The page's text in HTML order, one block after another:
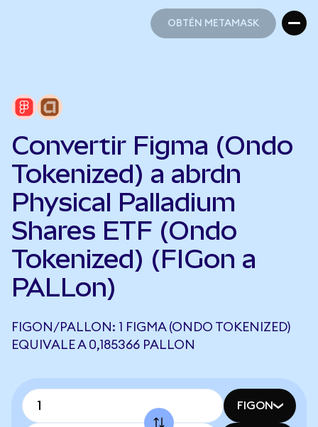
OBTÉN METAMASK
Convertir Figma (Ondo
Tokenized) a abrdn
Physical Palladium
Shares ETF (Ondo
Tokenized) (FIGon a
PALLon)
FIGON/PALLON: 1 FIGMA (ONDO TOKENIZED)
EQUIVALE A 0,185366 PALLON
FIGON